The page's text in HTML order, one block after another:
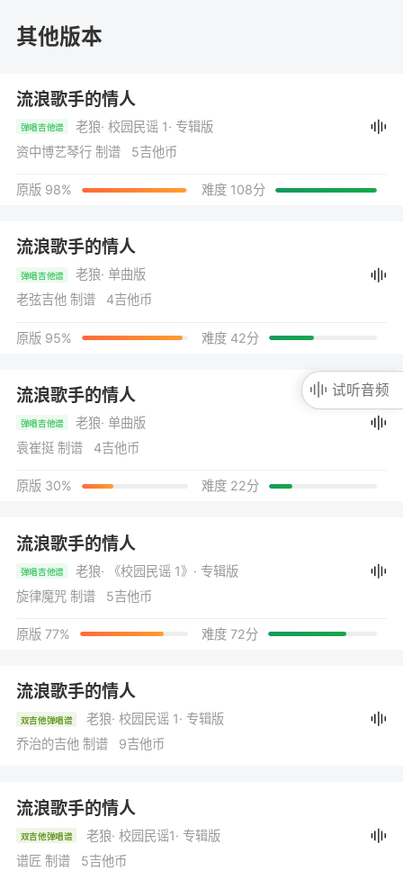
真好听。
其他版本
流浪歌手的情人
弹唱吉他谱 老狼· 校园民谣 1· 专辑版
资中博艺琴行 制谱 5吉他币
原版 98% 难度 108分
流浪歌手的情人
弹唱吉他谱 老狼· 单曲版
老弦吉他 制谱 4吉他币
原版 95% 难度 42分
流浪歌手的情人
弹唱吉他谱 老狼· 单曲版
袁崔挺 制谱 4吉他币
原版 30% 难度 22分
流浪歌手的情人
弹唱吉他谱 老狼· 《校园民谣 1》 · 专辑版
旋律魔咒 制谱 5吉他币
原版 77% 难度 72分
流浪歌手的情人
双吉他弹唱谱 老狼· 校园民谣 1· 专辑版
乔治的吉他 制谱 9吉他币
流浪歌手的情人
双吉他弹唱谱 老狼· 校园民谣1· 专辑版
谱匠 制谱 5吉他币
试听音频